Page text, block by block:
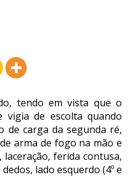
tendo em vista que o
de escolta quando
carga da segunda ré,
arma de fogo na mão e
ferida contusa,
lado esquerdo (4º e